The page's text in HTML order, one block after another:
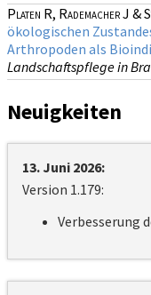
Platen R, Rademacher J &
ökologischen
Arthropoden als
Landschaftspflege in
Neuigkeiten
13. Juni 2026:
Version 1.179:
Verbesserung